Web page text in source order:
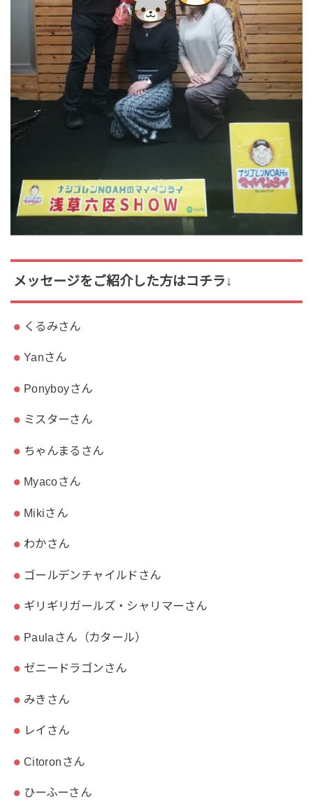
メッセージをご紹介した方はコチラ↓
くるみさん
Yanさん
Ponyboyさん
ミスターさん
ちゃんまるさん
Myacoさん
Mikiさん
わかさん
ゴールデンチャイルドさん
ギリギリガールズ・シャリマーさん
Paulaさん（カタール）
ゼニードラゴンさん
みきさん
レイさん
Citoronさん
ひーふーさん